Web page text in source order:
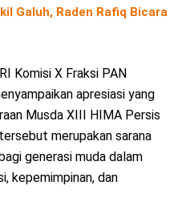
Galuh, Raden Rafiq Bicara
Komisi X Fraksi PAN
apresiasi yang
Musda XIII HIMA Persis
merupakan sarana
generasi muda dalam
kepemimpinan, dan